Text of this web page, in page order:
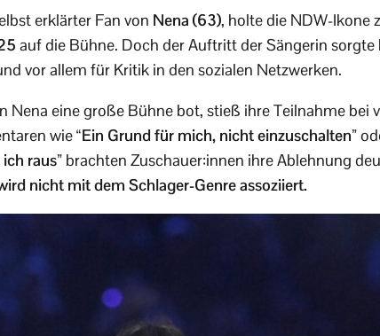
erklärter Fan von Nena (63), holte die NDW-Ikone
auf die Bühne. Doch der Auftritt der Sängerin
vor allem für Kritik in den sozialen Netzwerken.
Nena eine große Bühne bot, stieß ihre Teilnahme bei
wie“Ein Grund für mich, nicht einzuschalten”
raus” brachten Zuschauer:innen ihre Ablehnung
nicht mit dem Schlager-Genre assoziiert.